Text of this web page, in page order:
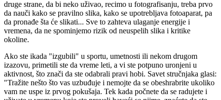
druge strane, da bi neko uživao, recimo u fotografisanju, treba prvo
da nauči kako se pravilno slika, kako se upotrebljava fotoaparat, pa
da pronađe šta će slikati... Sve to zahteva ulaganje energije i
vremena, da ne spominjemo rizik od neuspelih slika i kritike
okoline.
Ako ste ikada "izgubili" u sportu, umetnosti ili nekom drugom
izazovu, primetili ste da vreme leti, a vi ste potpuno uronjeni u
aktivnost, što znači da ste odabrali pravi hobi. Savet stručnjaka glasi:
"Tražite nešto što vas uzbuđuje i nemojte da se obeshrabrite ukoliko
vam ne uspe iz prvog pokušaja. Tek kada počnete da se radujete i